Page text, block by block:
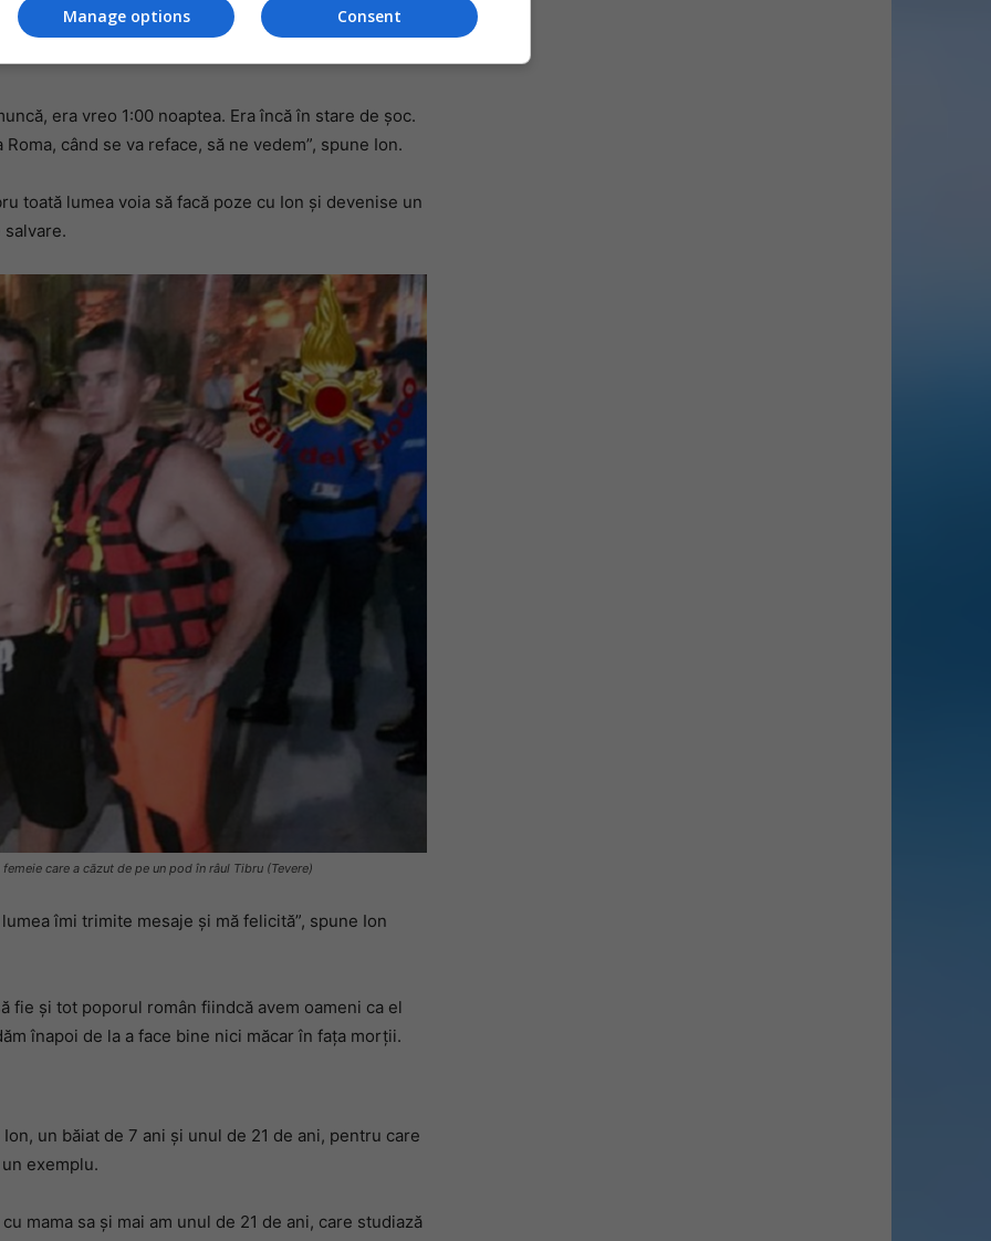
era vreo 1:00 noaptea. Era încă în stare de șoc.
când se va reface, să ne vedem”, spune Ion.
toată lumea voia să facă poze cu Ion și devenise un
care a căzut de pe un pod în râul Tibru (Tevere)
îmi trimite mesaje și mă felicită”, spune Ion
fie și tot poporul român fiindcă avem oameni ca el
înapoi de la a face bine nici măcar în fața morții.
un băiat de 7 ani și unul de 21 de ani, pentru care
exemplu.
mama sa și mai am unul de 21 de ani, care studiază
Consent
Manage options